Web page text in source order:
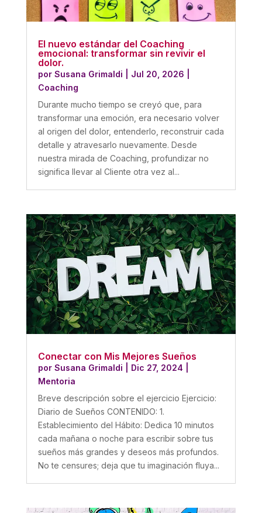
El nuevo estándar del Coaching
emocional: transformar sin revivir el
dolor.
por Susana Grimaldi Jul 20, 2026
Coaching
Durante mucho tiempo se creyó que, para
transformar una emoción, era necesario volver
al origen del dolor, entenderlo, reconstruir cada
detalle y atravesarlo nuevamente. Desde
nuestra mirada de Coaching, profundizar no
significa llevar al Cliente otra vez al...
Conectar con Mis Mejores Sueños
por Susana Grimaldi Dic 27, 2024
Mentoria
Breve descripción sobre el ejercicio Ejercicio:
Diario de Sueños CONTENIDO: 1.
Establecimiento del Hábito: Dedica 10 minutos
cada mañana o noche para escribir sobre tus
sueños más grandes y deseos más profundos.
No te censures; deja que tu imaginación fluya...